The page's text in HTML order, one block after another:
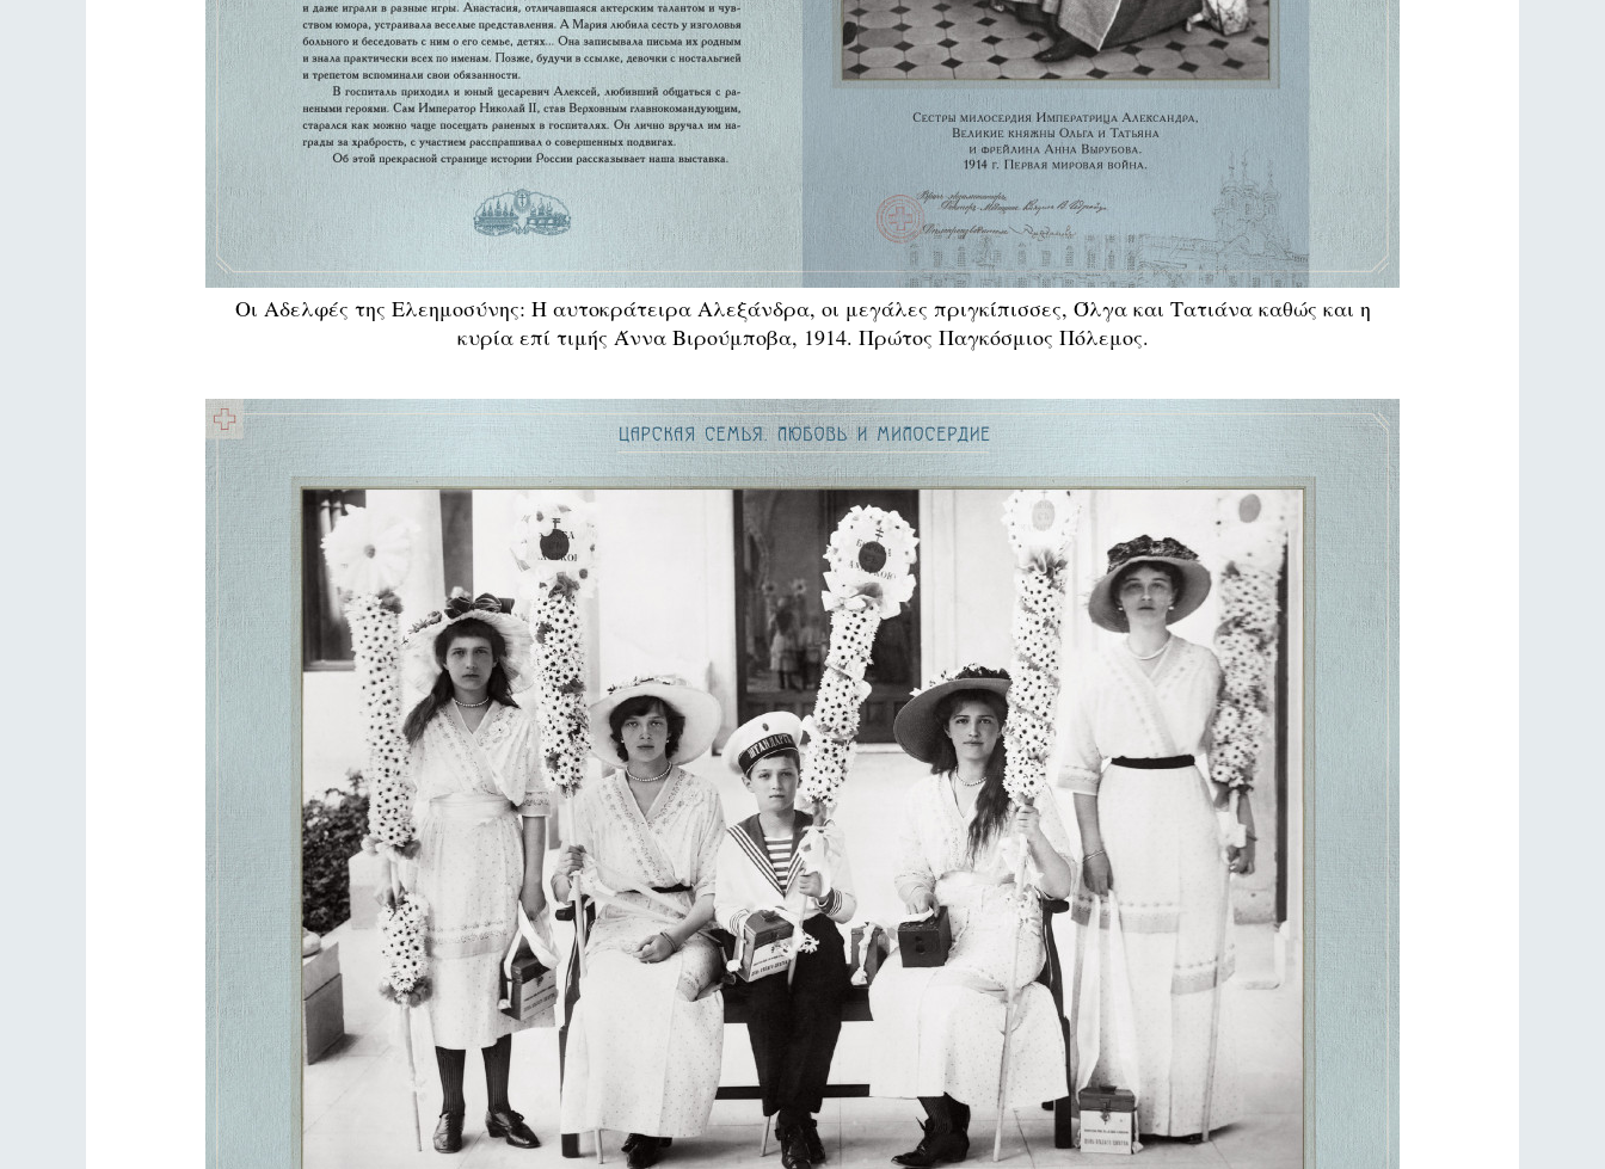
Οι Αδελφές της Ελεημοσύνης: Η αυτοκράτειρα Αλεξάνδρα, οι μεγάλες πριγκίπισσες, Όλγα και Τατιάνα καθώς και η
κυρία επί τιμής Άννα Βιρούμποβα, 1914. Πρώτος Παγκόσμιος Πόλεμος.